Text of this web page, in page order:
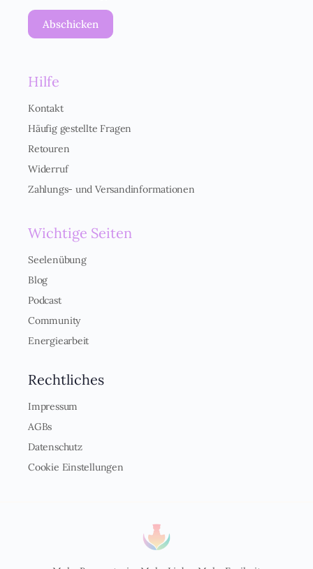
O
E
v
r
t
ä
d
n
*
Abschicken
Hilfe
Kontakt
Häufig gestellte Fragen
Retouren
Widerruf
Zahlungs- und Versandinformationen
Wichtige Seiten
Seelenübung
Blog
Podcast
Community
Energiearbeit
Rechtliches
Impressum
AGBs
Datenschutz
Cookie Einstellungen